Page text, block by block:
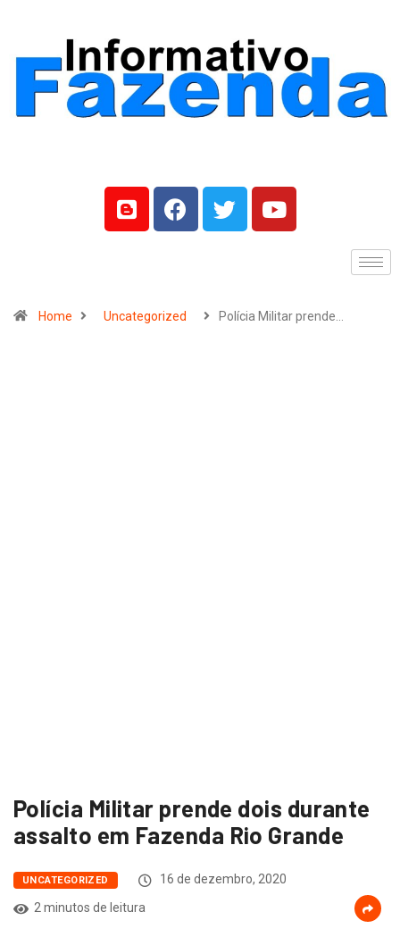
Home Uncategorized Polícia Militar prende…
Polícia Militar prende dois durante
assalto em Fazenda Rio Grande
UNCATEGORIZED
16 de dezembro, 2020
2 minutos de leitura